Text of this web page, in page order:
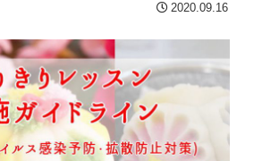
2020.09.16